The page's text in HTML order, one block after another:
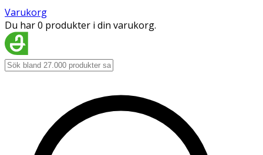
Varukorg
Du har 0 produkter i din varukorg.